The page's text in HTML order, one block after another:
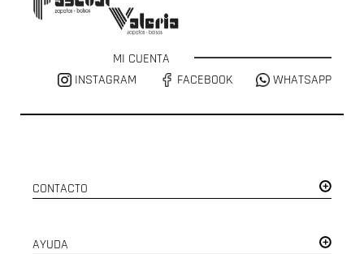
MI CUENTA
INSTAGRAM
FACEBOOK WHATSAPP
CONTACTO
AYUDA